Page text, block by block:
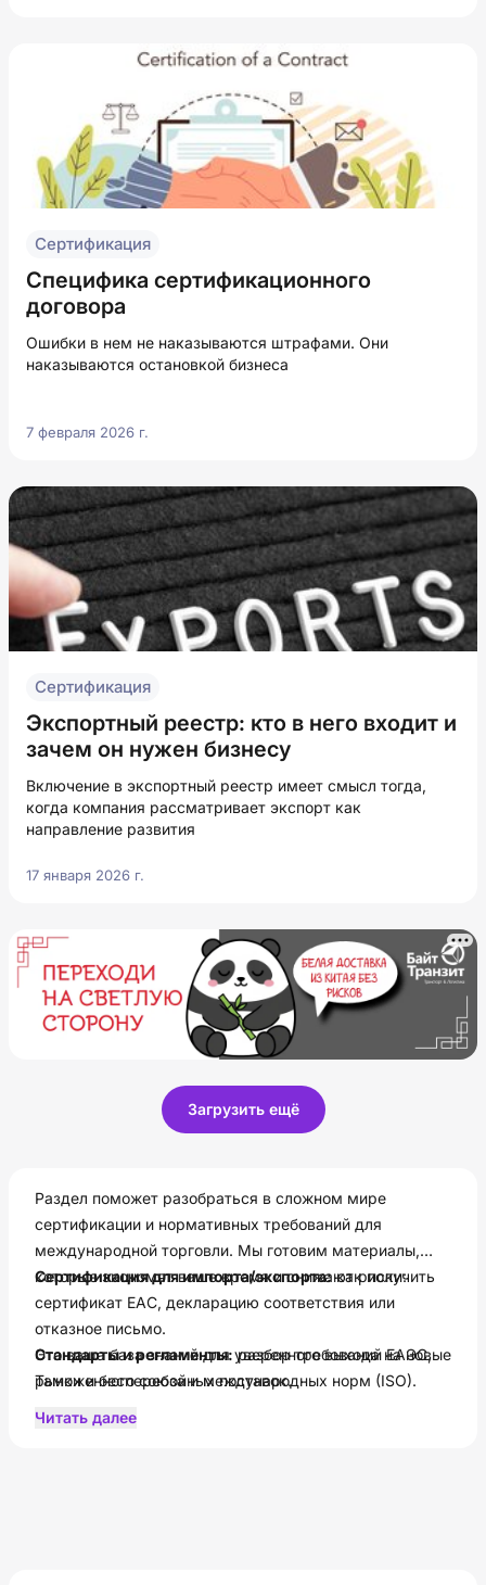
Сертификация
Специфика сертификационного
договора
Ошибки в нем не наказываются штрафами. Они
наказываются остановкой бизнеса
7 февраля 2026 г.
Сертификация
Экспортный реестр: кто в него входит и
зачем он нужен бизнесу
Включение в экспортный реестр имеет смысл тогда,
когда компания рассматривает экспорт как
направление развития
17 января 2026 г.
Загрузить ещё
Раздел поможет разобраться в сложном мире
сертификации и нормативных требований для
международной торговли. Мы готовим материалы,
которые экономят ваше время и снижают риски:
Сертификация для импорта/экспорта:как получить
сертификат ЕАС, декларацию соответствия или
отказное письмо.
Стандарты и регламенты:разбор требований ЕАЭС,
Таможенного союза и международных норм (ISO).
в законодательстве и тренды ВЭД.
Это ваша база знаний для уверенного выхода на новые
рынки и бесперебойных поставок.
Читать далее